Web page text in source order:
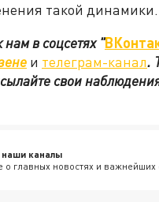
такой динамики.
нам в соцсетях"
и телеграм-канал.
свои
наши каналы
о главных новостях и важнейших